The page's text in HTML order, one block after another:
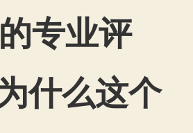
专业评
什么这个